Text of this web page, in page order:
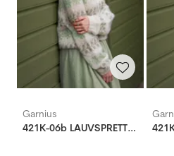
Garnius
421K-06b LAUVSPRETT SILK